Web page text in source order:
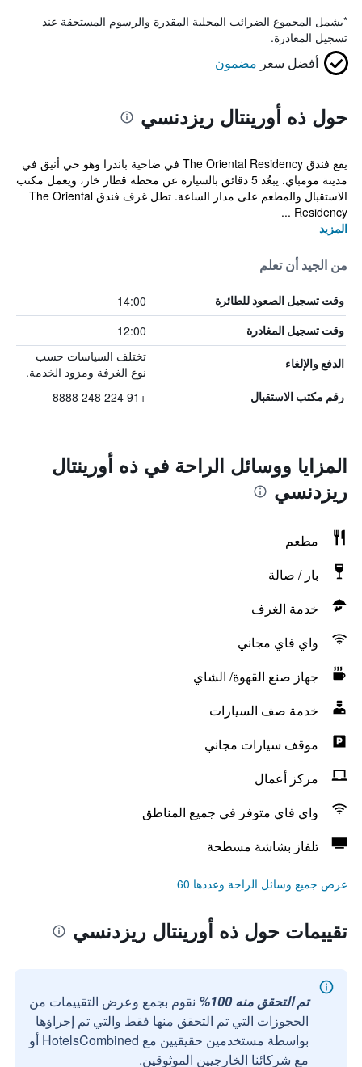
*يشمل المجموع الضرائب المحلية المقدرة والرسوم المستحقة عند
تسجيل المغادرة.
أفضل سعر مضمون
حول ذه أورينتال ريزدنسي
يقع فندق The Oriental Residency في ضاحية باندرا وهو حي أنيق في
مدينة مومباي. يبعُد 5 دقائق بالسيارة عن محطة قطار خار، ويعمل مكتب
الاستقبال والمطعم على مدار الساعة. تطل غرف فندق The Oriental
Residency ...
المزيد
من الجيد أن تعلم
وقت تسجيل الصعود للطائرة 14:00
وقت تسجيل المغادرة 12:00
الدفع والإلغاء
تختلف السياسات حسب
نوع الغرفة ومزود الخدمة.
رقم مكتب الاستقبال +91 224 248 8888
المزايا ووسائل الراحة في ذه أورينتال
ريزدنسي
مطعم
بار / صالة
خدمة الغرف
واي فاي مجاني
جهاز صنع القهوة/ الشاي
خدمة صف السيارات
موقف سيارات مجاني
مركز أعمال
واي فاي متوفر في جميع المناطق
تلفاز بشاشة مسطحة
عرض جميع وسائل الراحة وعددها 60
تقييمات حول ذه أورينتال ريزدنسي
تم التحقق منه 100%
نقوم بجمع وعرض التقييمات من
الحجوزات التي تم التحقق منها فقط والتي تم إجراؤها
بواسطة مستخدمين حقيقيين مع HotelsCombined أو
مع شركائنا الخارجيين الموثوقين.